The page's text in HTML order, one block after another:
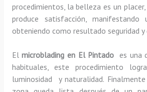
procedimientos, la belleza es un
produce satisfacción, manifestando
obteniendo como resultado seguridad y
Elmicroblading en El Pintado es una
habituales, este procedimiento
luminosidad y naturalidad.